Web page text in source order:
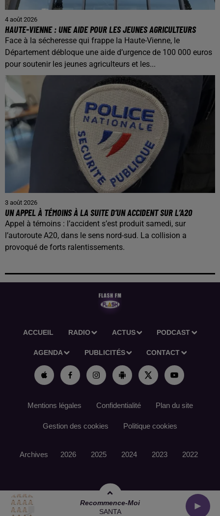
Recommence-Moi
SANTA
4 août 2026
HAUTE-VIENNE : UNE AIDE POUR LES JEUNES AGRICULTEURS
Face à la sécheresse qui frappe la Haute-Vienne, le
Département débloque une aide d’urgence de 100 000 euros
pour soutenir les jeunes agriculteurs et les...
3 août 2026
UN APPEL À TÉMOINS À LA SUITE D’UN ACCIDENT SUR L’A20
Appel à témoins : l’accident s’est produit samedi, sur
l’autoroute A20, dans le sens nord-sud. La collision a
provoqué de forts ralentissements.
ACCUEIL RADIO ACTUS PODCAST
AGENDA PUBLICITÉS CONTACT
Mentions légales Confidentialité Plan du site
Gestion des cookies Politique cookies
Archives 2026 2025 2024 2023 2022